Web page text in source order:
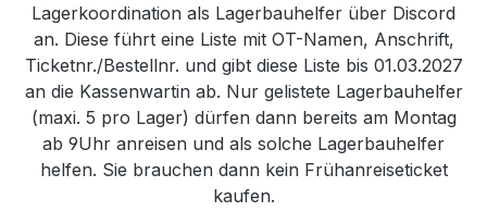
Lagerkoordination als Lagerbauhelfer über Discord
an. Diese führt eine Liste mit OT-Namen, Anschrift,
Ticketnr./Bestellnr. und gibt diese Liste bis 01.03.2027
an die Kassenwartin ab. Nur gelistete Lagerbauhelfer
(maxi. 5 pro Lager) dürfen dann bereits am Montag
ab 9Uhr anreisen und als solche Lagerbauhelfer
helfen. Sie brauchen dann kein Frühanreiseticket
kaufen.